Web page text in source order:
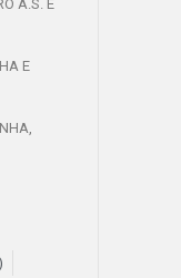
A.S. E
E